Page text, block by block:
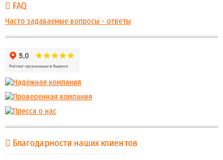
FAQ
Часто задаваемые вопросы - ответы
Благодарности наших клиентов